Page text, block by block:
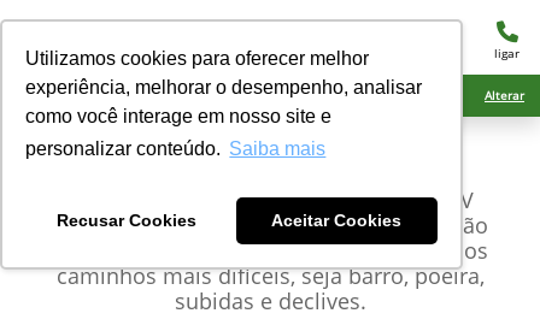
Utilizamos cookies para oferecer melhor
experiência, melhorar o desempenho, analisar
como você interage em nosso site e
personalizar conteúdo. Saiba mais
Recusar Cookies Aceitar Cookies
menu ligar
Ciarama Máquinas Ponta Porã Alterar
John DeereSérie XUV
Os Veículos Utilitários Gator™ Série XUV
Crossover tem tração 4x4 real e suspensão
independente preparado para enfrentar os
caminhos mais difíceis, seja barro, poeira,
subidas e declives.